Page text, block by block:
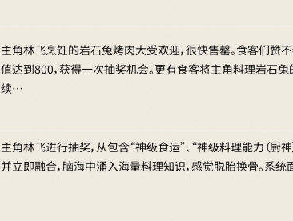
主角林飞烹饪的岩石兔烤肉大受欢迎，很快售罄。食客们赞
值达到800，获得一次抽奖机会。更有食客将主角料理岩石
续…
主角林飞进行抽奖，从包含“神级食运”、“神级料理能力（厨
并立即融合，脑海中涌入海量料理知识，感觉脱胎换骨。系